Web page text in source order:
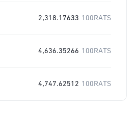
2,318.17633 100RATS
4,636.35266 100RATS
4,747.62512 100RATS